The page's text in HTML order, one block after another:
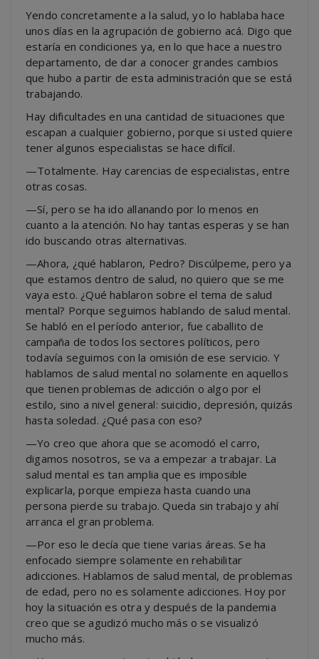
Yendo concretamente a la salud, yo lo hablaba hace
unos días en la agrupación de gobierno acá. Digo que
estaría en condiciones ya, en lo que hace a nuestro
departamento, de dar a conocer grandes cambios
que hubo a partir de esta administración que se está
trabajando.
Hay dificultades en una cantidad de situaciones que
escapan a cualquier gobierno, porque si usted quiere
tener algunos especialistas se hace difícil.
—Totalmente. Hay carencias de especialistas, entre
otras cosas.
—Sí, pero se ha ido allanando por lo menos en
cuanto a la atención. No hay tantas esperas y se han
ido buscando otras alternativas.
—Ahora, ¿qué hablaron, Pedro? Discúlpeme, pero ya
que estamos dentro de salud, no quiero que se me
vaya esto. ¿Qué hablaron sobre el tema de salud
mental? Porque seguimos hablando de salud mental.
Se habló en el período anterior, fue caballito de
campaña de todos los sectores políticos, pero
todavía seguimos con la omisión de ese servicio. Y
hablamos de salud mental no solamente en aquellos
que tienen problemas de adicción o algo por el
estilo, sino a nivel general: suicidio, depresión, quizás
hasta soledad. ¿Qué pasa con eso?
—Yo creo que ahora que se acomodó el carro,
digamos nosotros, se va a empezar a trabajar. La
salud mental es tan amplia que es imposible
explicarla, porque empieza hasta cuando una
persona pierde su trabajo. Queda sin trabajo y ahí
arranca el gran problema.
—Por eso le decía que tiene varias áreas. Se ha
enfocado siempre solamente en rehabilitar
adicciones. Hablamos de salud mental, de problemas
de edad, pero no es solamente adicciones. Hoy por
hoy la situación es otra y después de la pandemia
creo que se agudizó mucho más o se visualizó
mucho más.